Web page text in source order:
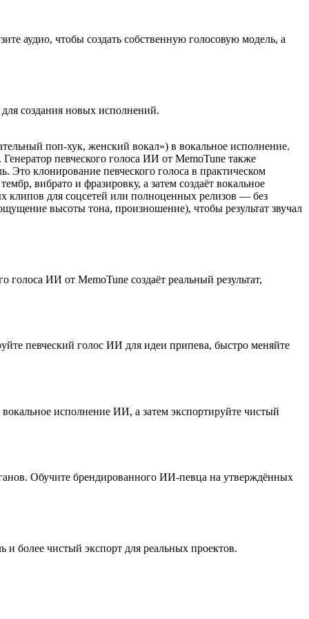
аудио, чтобы создать собственную голосовую модель, а
для создания новых исполнений.
поп-хук, женский вокал») в вокальное исполнение.
певческого голоса ИИ от MemoTune также
Это клонирование певческого голоса в практическом
вибрато и фразировку, а затем создаёт вокальное
клипов для соцсетей или полноценных релизов — без
высоты тона, произношение), чтобы результат звучал
ИИ от MemoTune создаёт реальный результат,
певческий голос ИИ для идеи припева, быстро меняйте
исполнение ИИ, а затем экспортируйте чистый
Обучите брендированного ИИ-певца на утверждённых
и более чистый экспорт для реальных проектов.